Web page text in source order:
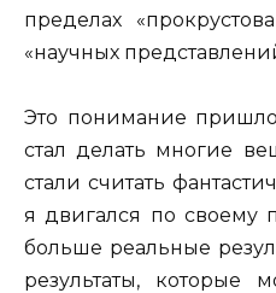
пределах
«научных
Это понимание
стал делать многие
стали считать
я двигался по своему
больше реальные
результаты, которые